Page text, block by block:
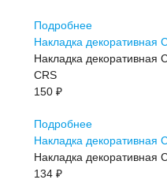
Подробнее
Накладка декоративная
Накладка декоративная
CRS
150 ₽
Подробнее
Накладка декоративная
Накладка декоративная
134 ₽